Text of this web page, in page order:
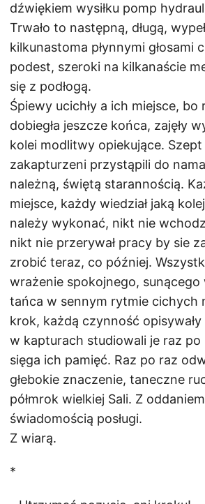
dźwiękiem wysiłku pomp
Trwało to następną, długą,
kilkunastoma płynnymi głosami
podest, szeroki na kilkanaście
się z podłogą.
Śpiewy ucichły a ich miejsce, bo
dobiegła jeszcze końca, zajęły
kolei modlitwy opiekujące. Szept
zakapturzeni przystąpili do
należną, świętą starannością.
miejsce, każdy wiedział jaką
należy wykonać, nikt nie
nikt nie przerywał pracy by sie
zrobić teraz, co później.
wrażenie spokojnego,
tańca w sennym rytmie cichych
krok, każdą czynność opisywały
w kapturach studiowali je raz
sięga ich pamięć. Raz po raz
głebokie znaczenie, taneczne
półmrok wielkiej Sali. Z
świadomością posługi.
Z wiarą.
*